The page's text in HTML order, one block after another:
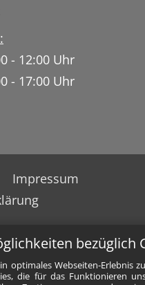
bezüglich
optimales Webseiten-Erlebnis
die für das Funktionieren
- 12:00 Uhr
- 17:00 Uhr
Impressum